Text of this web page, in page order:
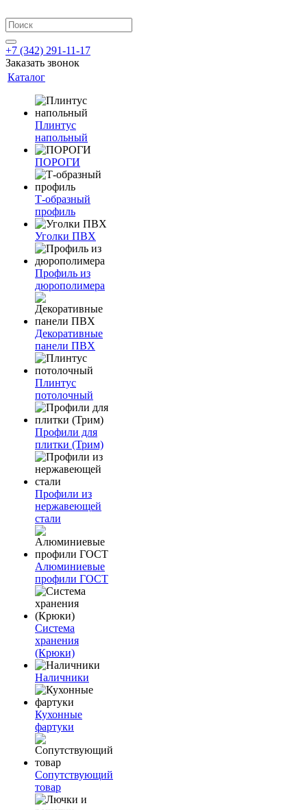
+7 (342) 291-11-17
Заказать звонок
Каталог
Плинтус
напольный
ПОРОГИ
Т-образный
профиль
Уголки ПВХ
Профиль из
дюрополимера
Декоративные
панели ПВХ
Плинтус
потолочный
Профили для
плитки (Трим)
Профили из
нержавеющей
стали
Алюминиевые
профили ГОСТ
Система
хранения
(Крюки)
Наличники
Кухонные
фартуки
Сопутствующий
товар